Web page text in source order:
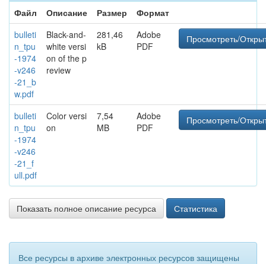
Файл
Описание Размер
Формат
bulleti
n_tpu
-1974
-v246
-21_b
w.pdf
Black-and-
white versi
on of the p
review
281,46
kB
Adobe
PDF
Просмотреть/
bulleti
n_tpu
-1974
-v246
-21_f
ull.pdf
Color versi
on
7,54
MB
Adobe
PDF
Просмотреть/
Показать полное описание ресурса Статистика
Все ресурсы в архиве электронных ресурсов защищены